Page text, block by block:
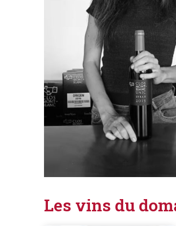
Les vins du